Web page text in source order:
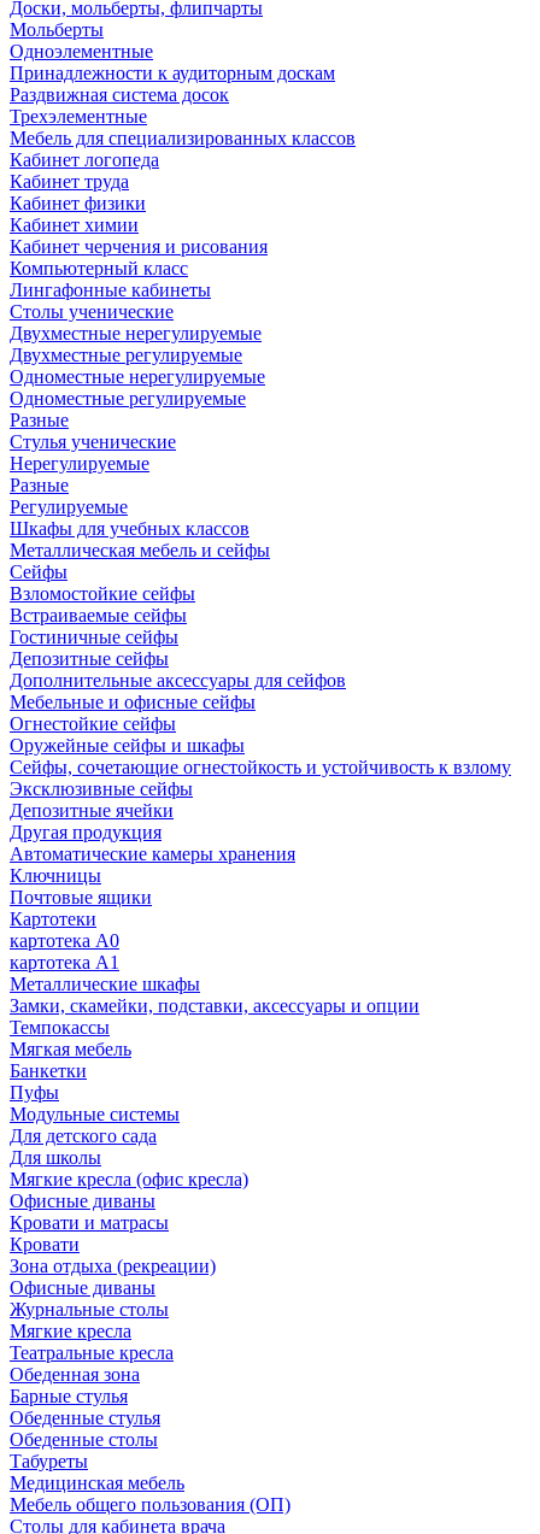
Доски, мольберты, флипчарты
Мольберты
Одноэлементные
Принадлежности к аудиторным доскам
Раздвижная система досок
Трехэлементные
Мебель для специализированных классов
Кабинет логопеда
Кабинет труда
Кабинет физики
Кабинет химии
Кабинет черчения и рисования
Компьютерный класс
Лингафонные кабинеты
Столы ученические
Двухместные нерегулируемые
Двухместные регулируемые
Одноместные нерегулируемые
Одноместные регулируемые
Разные
Стулья ученические
Нерегулируемые
Разные
Регулируемые
Шкафы для учебных классов
Металлическая мебель и сейфы
Сейфы
Взломостойкие сейфы
Встраиваемые сейфы
Гостиничные сейфы
Депозитные сейфы
Дополнительные аксессуары для сейфов
Мебельные и офисные сейфы
Огнестойкие сейфы
Оружейные сейфы и шкафы
Сейфы, сочетающие огнестойкость и устойчивость к взлому
Эксклюзивные сейфы
Депозитные ячейки
Другая продукция
Автоматические камеры хранения
Ключницы
Почтовые ящики
Картотеки
картотека А0
картотека А1
Металлические шкафы
Замки, скамейки, подставки, аксессуары и опции
Темпокассы
Мягкая мебель
Банкетки
Пуфы
Модульные системы
Для детского сада
Для школы
Мягкие кресла (офис кресла)
Офисные диваны
Кровати и матрасы
Кровати
Зона отдыха (рекреации)
Офисные диваны
Журнальные столы
Мягкие кресла
Театральные кресла
Обеденная зона
Барные стулья
Обеденные стулья
Обеденные столы
Табуреты
Медицинская мебель
Мебель общего пользования (ОП)
Столы для кабинета врача